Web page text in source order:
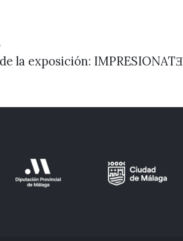
la exposición: IMPRESIONATƎ